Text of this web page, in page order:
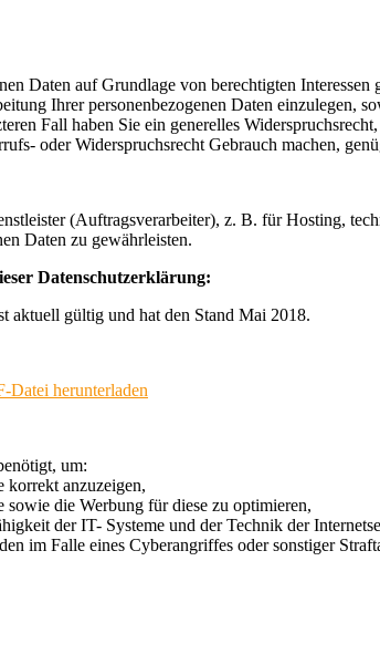
Daten auf Grundlage von berechtigten
Ihrer personenbezogenen Daten einzulegen,
Fall haben Sie ein generelles
oder Widerspruchsrecht Gebrauch machen,
(Auftragsverarbeiter), z. B. für Hosting,
Daten zu gewährleisten.
Datenschutzerklärung:
aktuell gültig und hat den Stand Mai 2018.
Datei herunterladen
um:
korrekt anzuzeigen,
sowie die Werbung für diese zu optimieren,
der IT- Systeme und der Technik der
im Falle eines Cyberangriffes oder sonstiger